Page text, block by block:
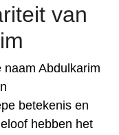
van
Abdulkarim
betekenis en
hebben het